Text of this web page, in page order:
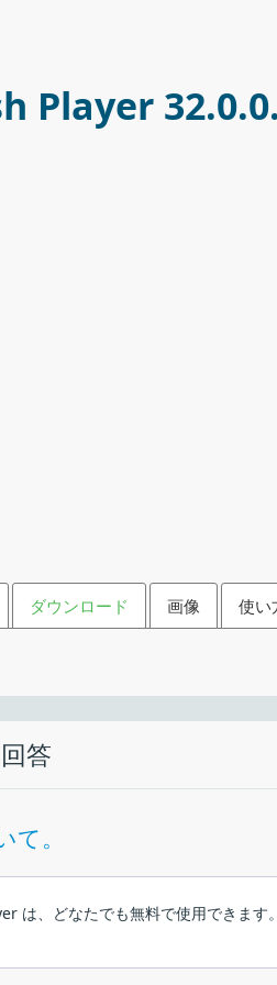
Player
ダウンロード 画像 使い
のアーカイブ（
用可能な、ブラウザでのマルチメ
答
。
は、どなたでも無料で使用できます。